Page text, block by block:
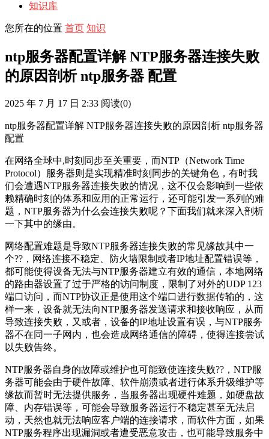
知识库
您所在的位置 首页 知识
ntp服务器配置详解 NTP服务器连接失败
的原因剖析 ntp服务器 配置
2025 年 7 月 17 日 2:33 阅读(0)
ntp服务器配置详解 NTP服务器连接失败的原因剖析 ntp服务器
配置
在网络全球中,时刻同步至关重要，而NTP（Network Time
Protocol）服务器则是实现精准时刻同步的关键角色，有时我
们会遭遇NTP服务器连接失败的情况，这不仅会影响到一些依
赖精确时刻的体系和应用的正常运行，还可能引发一系列的难
题，NTP服务器为什么会连接失败呢？下面我们就来深入剖析
一下其中的缘由。
网络配置难题是导致NTP服务器连接失败的常见缘故其中一
个??，网络连接不稳定、防火墙限制或者IP地址配置错误等，
都可能使得设备无法与NTP服务器建立有效的通信，本地网络
的路由器设置了过于严格的访问制度，限制了对外的UDP 123
端口访问，而NTP协议正是使用这个端口进行数据传输的，这
样一来，设备就无法向NTP服务器发送请求和接收响应，从而
导致连接失败，又或者，设备的IP地址设置有误，与NTP服务
器不在同一子网内，也会造成网络通信的障碍，使得连接尝试
以失败告终。
NTP服务器自身的故障或维护也可能致使连接失败??，NTP服
务器可能会由于硬件故障、软件崩溃或者进行体系升级维护等
缘故而暂时无法提供服务，当服务器出现硬件难题，如硬盘故
障、内存错误等，可能会导致服务器运行不稳定甚至无法启
动，天然也就无法响应客户端的连接请求，而软件方面，如果
NTP服务程序出现漏洞或者遭受恶意攻击，也可能导致服务中